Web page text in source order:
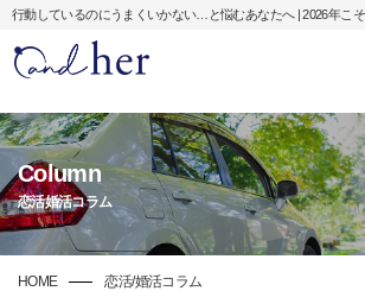
Column
恋活婚活コラム
HOME
恋活/婚活コラム